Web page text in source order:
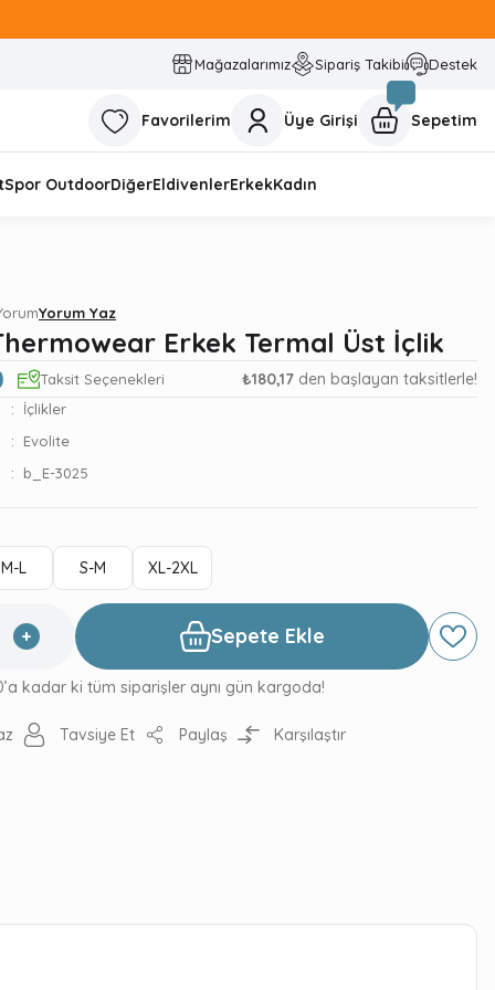
Mağazalarımız Sipariş Takibi Destek
Favorilerim Üye Girişi Sepetim
Spor OutdoorDiğerEldivenlerErkekKadın
Yorum Yaz
Erkek Termal Üst İçlik
Taksit Seçenekleri ₺180,17 den başlayan taksitlerle!
İçlikler
Evolite
b_E-3025
M-L S-M XL-2XL
Sepete Ekle
kadar ki tüm siparişler aynı gün kargoda!
Tavsiye Et Paylaş Karşılaştır